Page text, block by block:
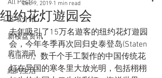
All Posts
区域介绍
新楼盘资讯
房市资讯
紐約生活
纽约花灯遊园会
Dec 9, 2019 1 min read
去年吸引了15万名遊客的纽约花灯遊园
会，今年冬季再次回归史泰登岛(Staten
Island)。数千个手工製作的中国传统花
灯在异国的寒冬里大放光明，包括栩栩